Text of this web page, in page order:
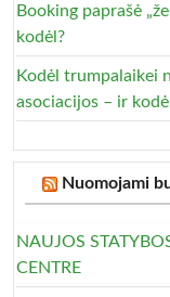
Booking paprašė
kodėl?
Kodėl trumpalaikei
asociacijos – ir
Nuomojami
NAUJOS
CENTRE